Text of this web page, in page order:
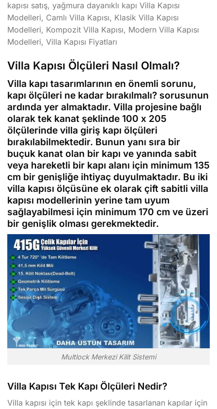
kapısı satış, yağmura dayanıklı kapı Villa Kapısı
Modelleri, Camlı Villa Kapısı, Klasik Villa Kapısı
Modelleri, Kompozit Villa Kapısı, Modern Villa Kapısı
Modelleri, Villa Kapısı Fiyatları
Villa Kapısı Ölçüleri Nasıl Olmalı?
Villa kapı tasarımlarının en önemli sorunu,
kapı ölçüleri ne kadar bırakılmalı? sorusunun
ardında yer almaktadır. Villa projesine bağlı
olarak tek kanat şeklinde 100 x 205
ölçülerinde villa giriş kapı ölçüleri
bırakılabilmektedir. Bunun yanı sıra bir
buçuk kanat olan bir kapı ve yanında sabit
veya hareketli bir kapı alanı için minimum 135
cm bir genişliğe ihtiyaç duyulmaktadır. Bu iki
villa kapısı ölçüsüne ek olarak çift sabitli villa
kapısı modellerinin yerine tam uyum
sağlayabilmesi için minimum 170 cm ve üzeri
bir genişlik olması gerekmektedir.
Multlock Merkezi Kilit Sistemi
Villa Kapısı Tek Kapı Ölçüleri Nedir?
Villa kapısı için tek kapı şeklinde tasarlanan kapılar için